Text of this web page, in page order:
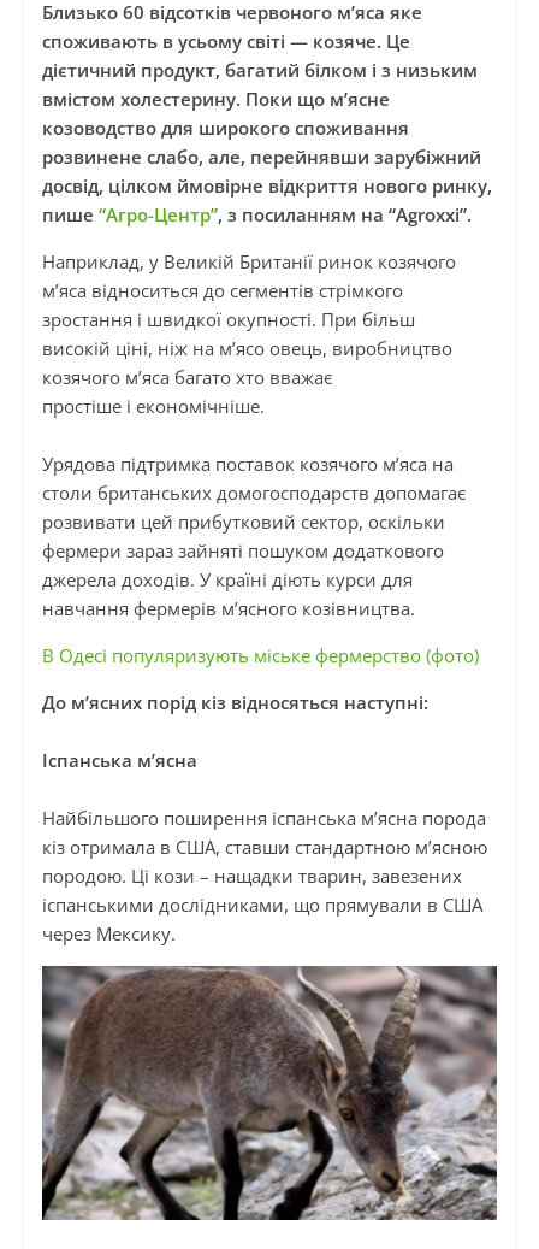
Близько 60 відсотків червоного м’яса яке
споживають в усьому світі — козяче. Це
дієтичний продукт, багатий білком і з низьким
вмістом холестерину. Поки що м’ясне
козоводство для широкого споживання
розвинене слабо, але, перейнявши зарубіжний
досвід, цілком ймовірне відкриття нового ринку,
пише “Агро-Центр”, з посиланням на “Agroxxi”.
Наприклад, у Великій Британії ринок козячого
м’яса відноситься до сегментів стрімкого
зростання і швидкої окупності. При більш
високій ціні, ніж на м’ясо овець, виробництво
козячого м’яса багато хто вважає
простіше і економічніше.
Урядова підтримка поставоккозячого м’яса на
столи британських домогосподарств допомагає
розвивати цей прибутковий сектор, оскільки
фермери зараз зайняті пошуком додаткового
джерела доходів. У країні діють курси для
навчання фермерів м’ясного козівництва.
В Одесі популяризують міське фермерство (фото)
До м’ясних порід кіз відносяться наступні:
Іспанська м’ясна
Найбільшого поширення іспанська м’ясна порода
кіз отримала в США, ставши стандартною м’ясною
породою. Ці кози – нащадки тварин, завезених
іспанськими дослідниками, що прямували в США
через Мексику.